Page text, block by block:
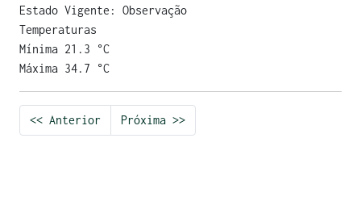
Estado Vigente: Observação
Temperaturas
Mínima 21.3 °C
Máxima 34.7 °C
<< Anterior Próxima >>